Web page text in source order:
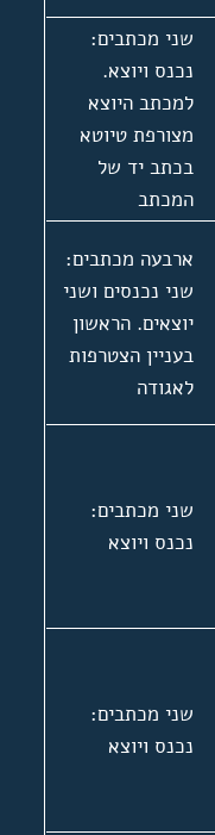
21.3.1974.
שני מכתבים:
נכנס ויוצא.
למכתב היוצא
מצורפת טיוטא
בכתב יד של
המכתב
ארבעה מכתבים:
שני נכנסים ושני
יוצאים. הראשון
בעניין הצטרפות
לאגודה
שני מכתבים:
נכנס ויוצא
שני מכתבים:
נכנס ויוצא